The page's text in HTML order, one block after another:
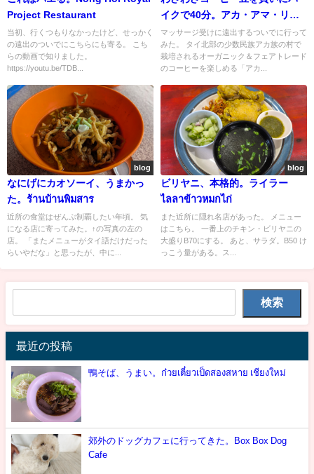
Project Restaurant
当初、行くつもりなかったけど、せっかく
の遠出のついでにこちらにも寄る。 こち
らの動画で知りました。
https://youtu.be/TDB...
イクで40分。アカ・アマ・リビ
ングファクトリー
マッサージ受けに遠出するついでに行って
みた。 タイ北部の少数民族アカ族の村で
栽培されるオーガニック＆フェアトレード
のコーヒーを楽しめる「アカ...
blog
なにげにカオソーイ、うまかっ
た。ร้านบ้านพิมสาร
近所の食堂はぜんぶ制覇したい年頃。 気
になる店に寄ってみた。↑の写真の左の
店。 「またメニューがタイ語だけだった
らいやだな」と思ったが、中に...
blog
ビリヤニ、本格的。ライラー
ไลลาข้าวหมกไก่
また近所に隠れ名店があった。 メニュー
はこちら。 一番上のチキン・ビリヤニの
大盛りB70にする。 あと、サラダ。B50 け
っこう量がある。ス...
検索
最近の投稿
鴨そば、うまい。ก๋วยเตี๋ยวเป็ดสองสหาย เชียงใหม่
郊外のドッグカフェに行ってきた。Box Box Dog
Cafe